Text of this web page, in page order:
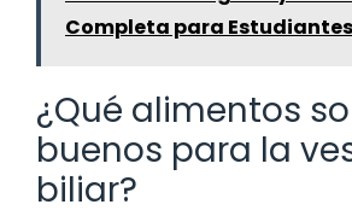
Completa para Estudiantes
¿Qué alimentos
buenos para la
biliar?